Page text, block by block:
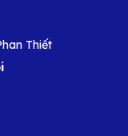
Thiết